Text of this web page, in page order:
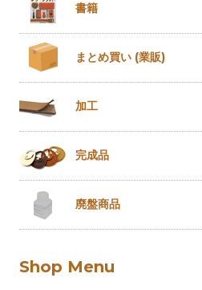
書籍
まとめ買い (業販)
加工
完成品
廃盤商品
Shop Menu